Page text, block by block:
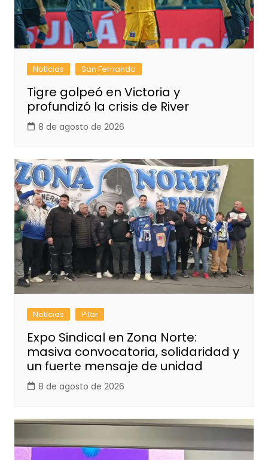
Noticias San Fernando
Tigre golpeó en Victoria y
profundizó la crisis de River
8 de agosto de 2026
Noticias Pilar
Expo Sindical en Zona Norte:
masiva convocatoria, solidaridad y
un fuerte mensaje de unidad
8 de agosto de 2026